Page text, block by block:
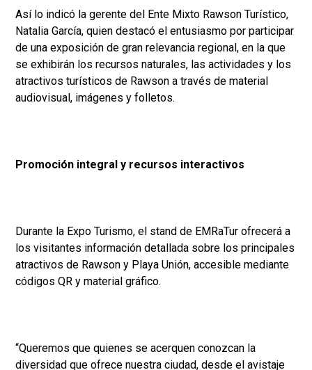
Así lo indicó la gerente del Ente Mixto Rawson Turístico,
Natalia García, quien destacó el entusiasmo por participar
de una exposición de gran relevancia regional, en la que
se exhibirán los recursos naturales, las actividades y los
atractivos turísticos de Rawson a través de material
audiovisual, imágenes y folletos.
Promoción integral y recursos interactivos
Durante la Expo Turismo, el stand de EMRaTur ofrecerá a
los visitantes información detallada sobre los principales
atractivos de Rawson y Playa Unión, accesible mediante
códigos QR y material gráfico.
“Queremos que quienes se acerquen conozcan la
diversidad que ofrece nuestra ciudad, desde el avistaje